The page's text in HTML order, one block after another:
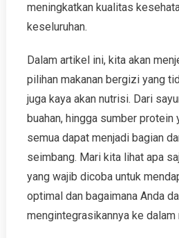
meningkatkan kualitas
keseluruhan.
Dalam artikel ini, kita akan
pilihan makanan bergizi yang
juga kaya akan nutrisi. Dari
buahan, hingga sumber protein
semua dapat menjadi bagian
seimbang. Mari kita lihat apa
yang wajib dicoba untuk
optimal dan bagaimana Anda
mengintegrasikannya ke dalam